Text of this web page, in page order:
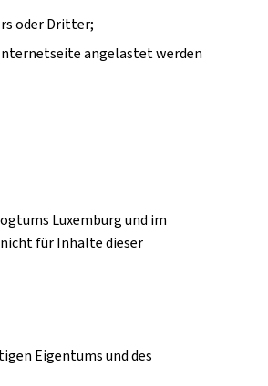
oder Dritter;
angelastet werden
Luxemburg und im
für Inhalte dieser
Eigentums und des